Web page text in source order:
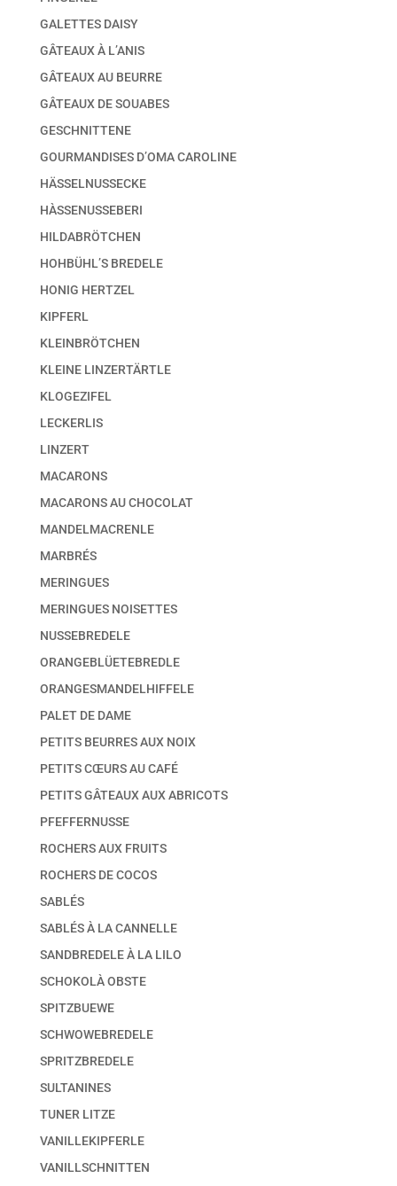
GALETTES DAISY
GÂTEAUX À L’ANIS
GÂTEAUX AU BEURRE
GÂTEAUX DE SOUABES
GESCHNITTENE
GOURMANDISES D’OMA CAROLINE
HÄSSELNUSSECKE
HÀSSENUSSEBERI
HILDABRÖTCHEN
HOHBÜHL’S BREDELE
HONIG HERTZEL
KIPFERL
KLEINBRÖTCHEN
KLEINE LINZERTÄRTLE
KLOGEZIFEL
LECKERLIS
LINZERT
MACARONS
MACARONS AU CHOCOLAT
MANDELMACRENLE
MARBRÉS
MERINGUES
MERINGUES NOISETTES
NUSSEBREDELE
ORANGEBLÜETEBREDLE
ORANGESMANDELHIFFELE
PALET DE DAME
PETITS BEURRES AUX NOIX
PETITS CŒURS AU CAFÉ
PETITS GÂTEAUX AUX ABRICOTS
PFEFFERNUSSE
ROCHERS AUX FRUITS
ROCHERS DE COCOS
SABLÉS
SABLÉS À LA CANNELLE
SANDBREDELE À LA LILO
SCHOKOLÀ OBSTE
SPITZBUEWE
SCHWOWEBREDELE
SPRITZBREDELE
SULTANINES
TUNER LITZE
VANILLEKIPFERLE
VANILLSCHNITTEN